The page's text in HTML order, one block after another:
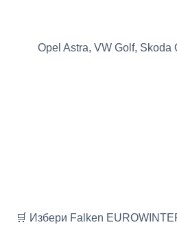
Opel Astra, VW Golf, Skoda
🛒 Избери Falken